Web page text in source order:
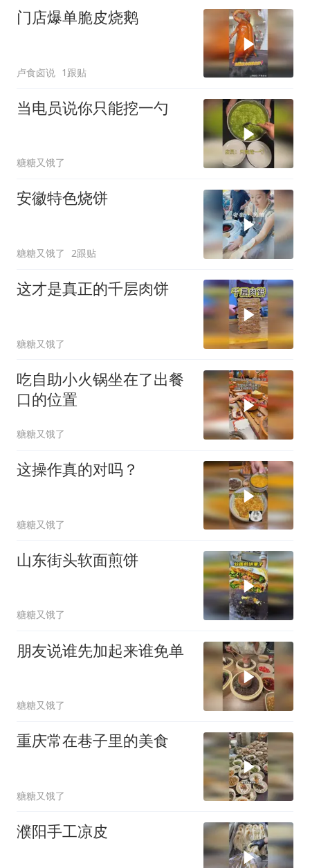
门店爆单脆皮烧鹅
卢食卤说 1跟贴
当电员说你只能挖一勺
糖糖又饿了
安徽特色烧饼
糖糖又饿了 2跟贴
这才是真正的千层肉饼
糖糖又饿了
吃自助小火锅坐在了出餐
口的位置
糖糖又饿了
这操作真的对吗？
糖糖又饿了
山东街头软面煎饼
糖糖又饿了
朋友说谁先加起来谁免单
糖糖又饿了
重庆常在巷子里的美食
糖糖又饿了
濮阳手工凉皮